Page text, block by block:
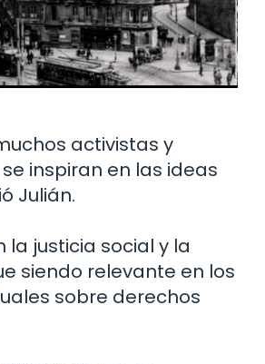
activistas y
inspiran en las ideas
Julián.
la justicia social y la
siendo relevante en los
sobre derechos